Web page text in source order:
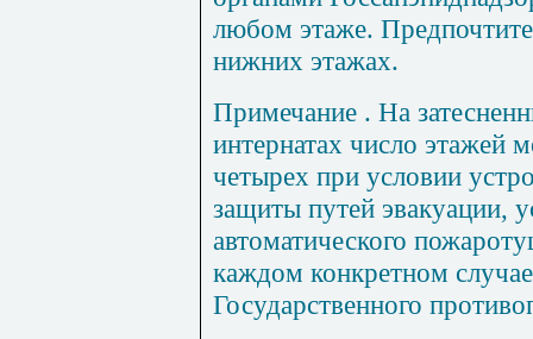
любом этаже.
нижних этажах.
Примечание . На
интернатах число этажей
четырех при условии
защиты путей эвакуации,
автоматического
каждом конкретном
Государственного